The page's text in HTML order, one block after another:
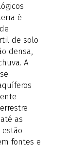
é
de solo
densa,
A
as
fontes e